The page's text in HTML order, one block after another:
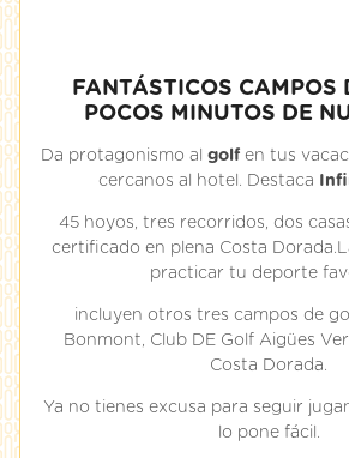
FANTÁSTICOS CAMPOS
POCOS MINUTOS DE
Da protagonismo al golfen tus
cercanos al hotel. Destaca
45 hoyos, tres recorridos, dos
certificado en plena Costa
practicar tu deporte
incluyen otros tres campos de
Bonmont, Club DE Golf Aigües
Costa Dorada.
Ya no tienes excusa para seguir
lo pone fácil.